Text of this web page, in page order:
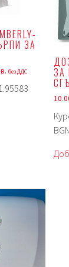
ЗА
без ДДС ЗА
BGN